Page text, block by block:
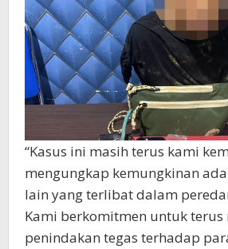
“Kasus ini masih terus kami
mengungkap kemungkinan
lain yang terlibat dalam
Kami berkomitmen untuk terus
penindakan tegas terhadap